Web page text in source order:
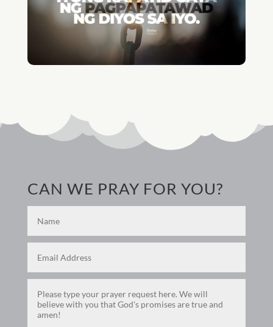
CAN WE PRAY FOR YOU?